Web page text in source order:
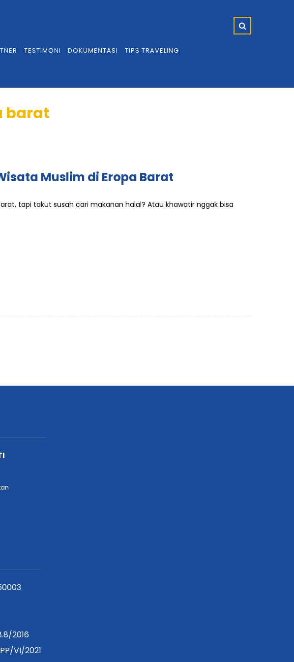
TESTIMONI DOKUMENTASI TIPS TRAVELING
barat
Muslim di Eropa Barat
tapi takut susah cari makanan halal? Atau khawatir nggak bisa
2016
VI/2021